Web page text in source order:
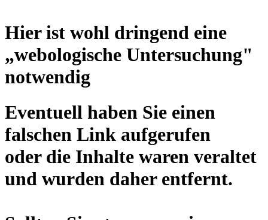
Hier ist wohl dringend eine
„webologische Untersuchung"
notwendig
Eventuell haben Sie einen
falschen Link aufgerufen
oder die Inhalte waren veraltet
und wurden daher entfernt.